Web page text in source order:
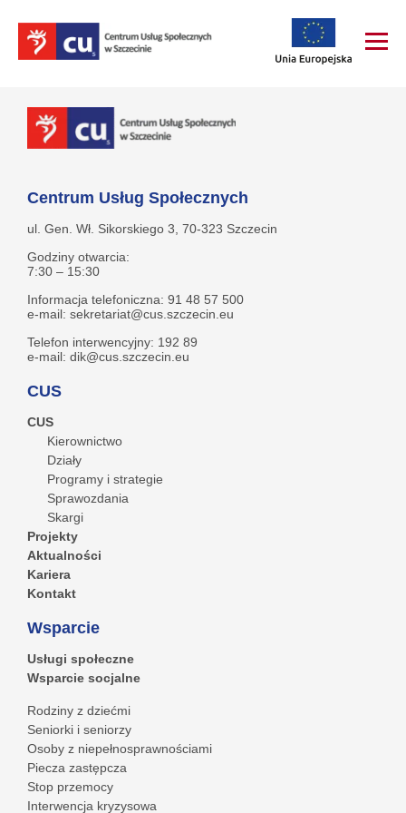
Centrum Usług Społecznych
ul. Gen. Wł. Sikorskiego 3, 70-323 Szczecin
Godziny otwarcia:
7:30 – 15:30
Informacja telefoniczna: 91 48 57 500
e-mail: sekretariat@cus.szczecin.eu
Telefon interwencyjny: 192 89
e-mail: dik@cus.szczecin.eu
CUS
CUS
Kierownictwo
Działy
Programy i strategie
Sprawozdania
Skargi
Projekty
Aktualności
Kariera
Kontakt
Wsparcie
Usługi społeczne
Wsparcie socjalne
Rodziny z dziećmi
Seniorki i seniorzy
Osoby z niepełnosprawnościami
Piecza zastępcza
Stop przemocy
Interwencja kryzysowa